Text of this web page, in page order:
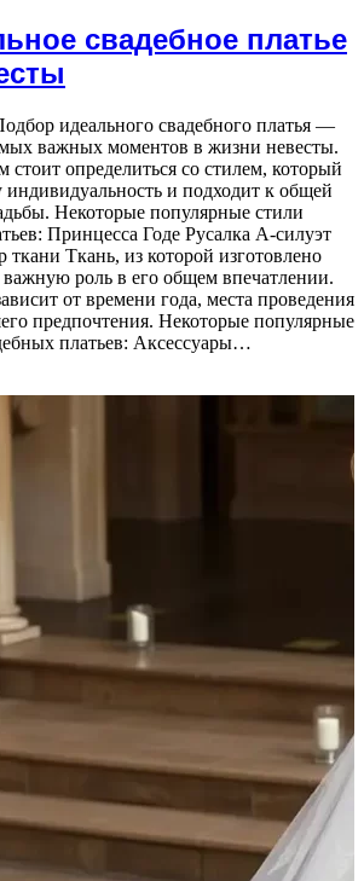
свадебное платье
идеального свадебного платья —
важных моментов в жизни невесты.
стоит определиться со стилем, который
индивидуальность и подходит к общей
Некоторые популярные стили
Принцесса Годе Русалка А-силуэт
ткани Ткань, из которой изготовлено
важную роль в его общем впечатлении.
от времени года, места проведения
предпочтения. Некоторые популярные
платьев: Аксессуары…